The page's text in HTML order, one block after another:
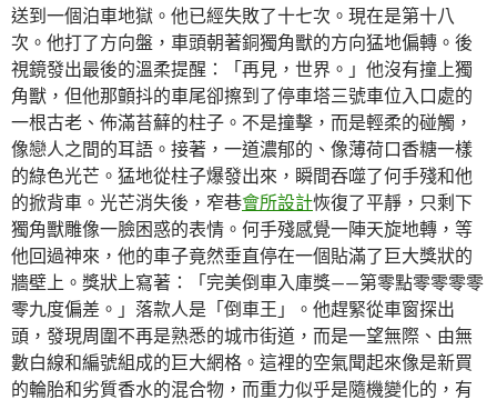
送到一個泊車地獄。他已經失敗了十七次。現在是第十八
次。他打了方向盤，車頭朝著銅獨角獸的方向猛地偏轉。後
視鏡發出最後的溫柔提醒：「再見，世界。」他沒有撞上獨
角獸，但他那顫抖的車尾卻擦到了停車塔三號車位入口處的
一根古老、佈滿苔蘚的柱子。不是撞擊，而是輕柔的碰觸，
像戀人之間的耳語。接著，一道濃郁的、像薄荷口香糖一樣
的綠色光芒。猛地從柱子爆發出來，瞬間吞噬了何手殘和他
的掀背車。光芒消失後，窄巷會所設計恢復了平靜，只剩下
獨角獸雕像一臉困惑的表情。何手殘感覺一陣天旋地轉，等
他回過神來，他的車子竟然垂直停在一個貼滿了巨大獎狀的
牆壁上。獎狀上寫著：「完美倒車入庫獎——第零點零零零零
零九度偏差。」落款人是「倒車王」。他趕緊從車窗探出
頭，發現周圍不再是熟悉的城市街道，而是一望無際、由無
數白線和編號組成的巨大網格。這裡的空氣聞起來像是新買
的輪胎和劣質香水的混合物，而重力似乎是隨機變化的，有